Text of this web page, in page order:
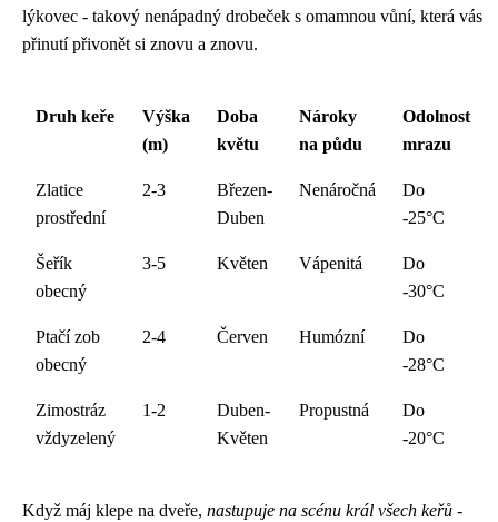
lýkovec - takový nenápadný drobeček s omamnou vůní, která vás
přinutí přivonět si znovu a znovu.
Druh keře
Výška
(m)
Doba
květu
Nároky
na půdu
Odolnost
mrazu
Zlatice
prostřední
2-3
Březen-
Duben
Nenáročná
Do
-25°C
Šeřík
obecný
3-5 Květen Vápenitá
Do
-30°C
Ptačí zob
obecný
2-4 Červen Humózní
Do
-28°C
Zimostráz
vždyzelený
1-2
Duben-
Květen
Propustná
Do
-20°C
Když máj klepe na dveře, nastupuje na scénu král všech keřů -